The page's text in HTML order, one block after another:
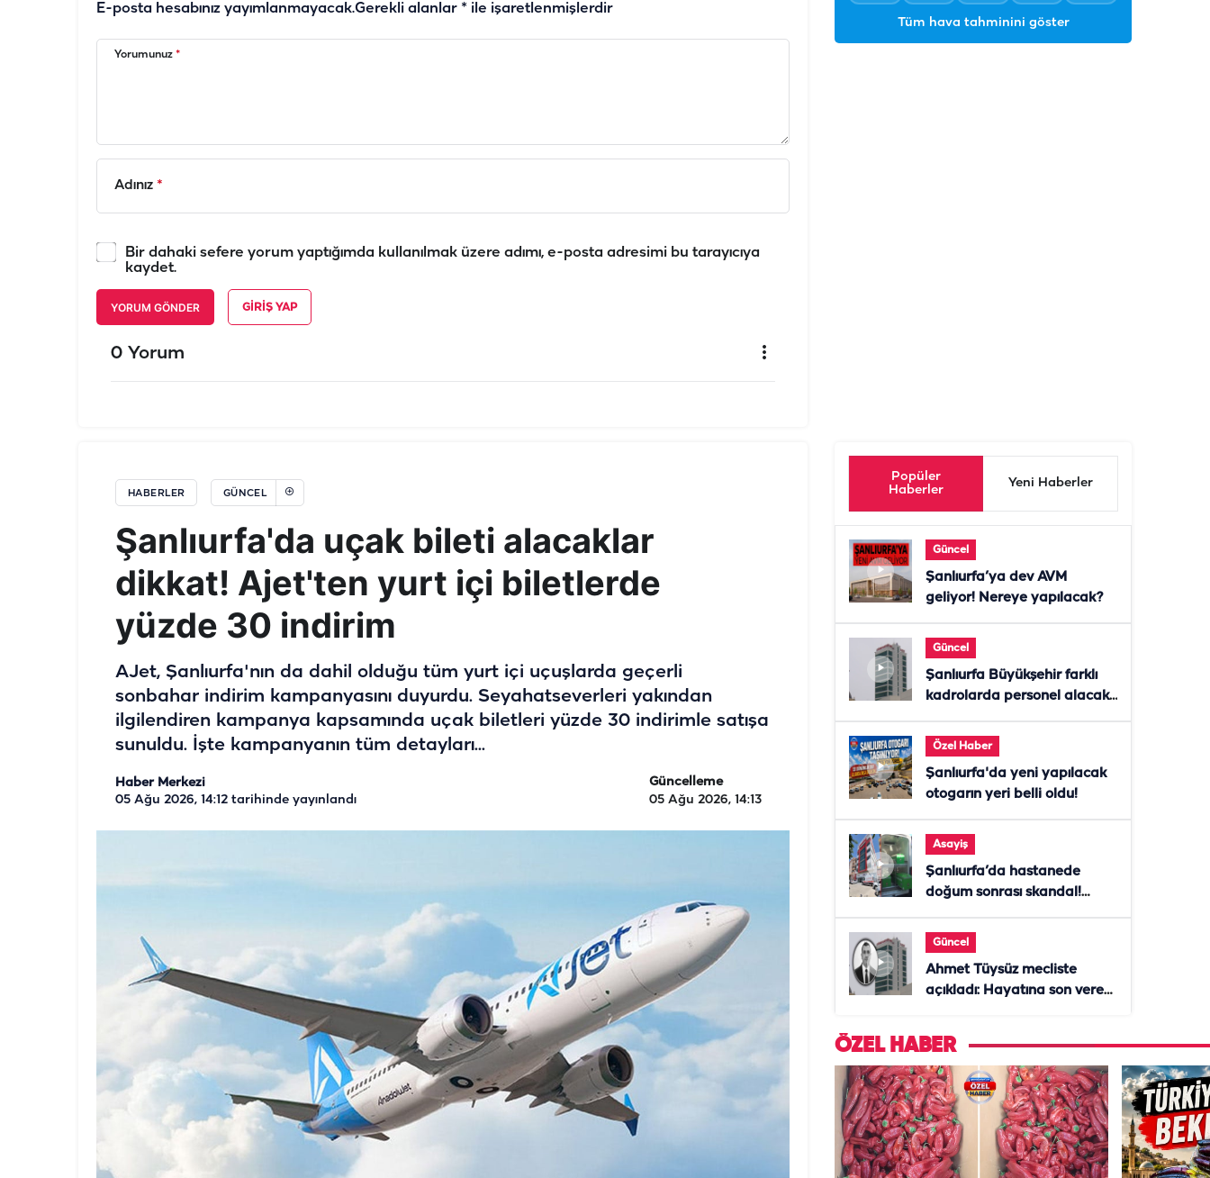
E-posta hesabınız yayımlanmayacak.Gerekli alanlar * ile işaretlenmişlerdir
Yorumunuz *
Adınız *
Bir dahaki sefere yorum yaptığımda kullanılmak üzere adımı, e-posta adresimi bu tarayıcıya
kaydet.
YORUM GÖNDER GIRIŞ YAP
0 Yorum
Tüm hava tahminini göster
HABERLER GÜNCEL
Şanlıurfa'da uçak bileti alacaklar
dikkat! Ajet'ten yurt içi biletlerde
yüzde 30 indirim
AJet, Şanlıurfa'nın da dahil olduğu tüm yurt içi uçuşlarda geçerli
sonbahar indirim kampanyasını duyurdu. Seyahatseverleri yakından
ilgilendiren kampanya kapsamında uçak biletleri yüzde 30 indirimle satışa
sunuldu. İşte kampanyanın tüm detayları...
Haber Merkezi
05 Ağu 2026, 14:12 tarihinde yayınlandı
Güncelleme
05 Ağu 2026, 14:13
Popüler
Haberler
Yeni Haberler
Güncel
Şanlıurfa’ya dev AVM
geliyor! Nereye yapılacak?
Güncel
Şanlıurfa Büyükşehir farklı
kadrolarda personel alacak!
Özel Haber
Şanlıurfa'da yeni yapılacak
otogarın yeri belli oldu!
Asayiş
Şanlıurfa’da hastanede
doğum sonrası skandal!
Güncel
Ahmet Tüysüz mecliste
açıkladı: Hayatına son veren
ÖZEL HABER